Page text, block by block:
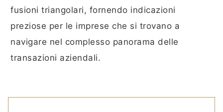
fusioni triangolari, fornendo indicazioni
preziose per le imprese che si trovano a
navigare nel complesso panorama delle
transazioni aziendali.